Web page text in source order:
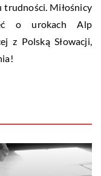
Miłośnicy
o urokach Alp
z Polską Słowacji,